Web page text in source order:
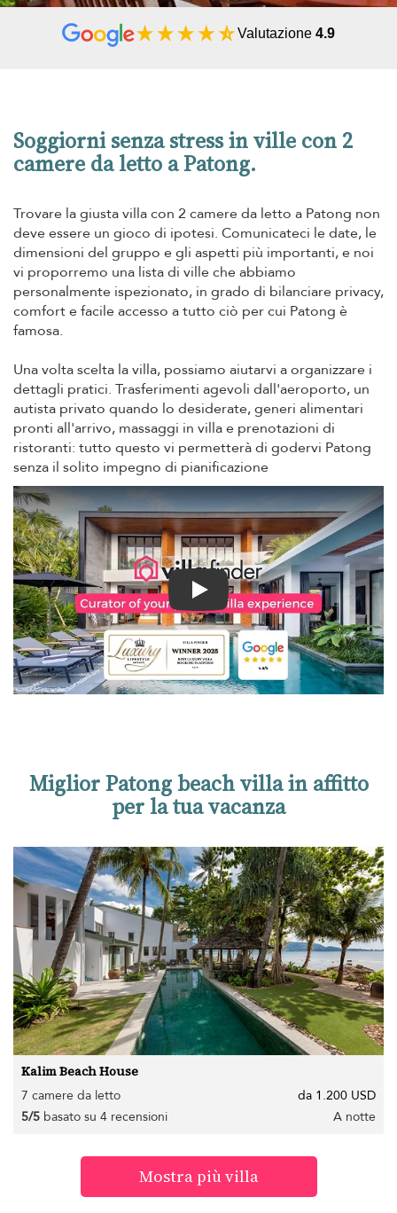
Valutazione 4.9
Soggiorni senza stress in ville con 2
camere da letto a Patong.
Trovare la giusta villa con 2 camere da letto a Patong non
deve essere un gioco di ipotesi. Comunicateci le date, le
dimensioni del gruppo e gli aspetti più importanti, e noi
vi proporremo una lista di ville che abbiamo
personalmente ispezionato, in grado di bilanciare privacy,
comfort e facile accesso a tutto ciò per cui Patong è
famosa.
Una volta scelta la villa, possiamo aiutarvi a organizzare i
dettagli pratici. Trasferimenti agevoli dall'aeroporto, un
autista privato quando lo desiderate, generi alimentari
pronti all'arrivo, massaggi in villa e prenotazioni di
ristoranti: tutto questo vi permetterà di godervi Patong
senza il solito impegno di pianificazione
Play
Miglior Patong beach villa in affitto
per la tua vacanza
Kalim Beach House
7 camere da letto
da 1.200 USD
5/5 basato su 4 recensioni A notte
Mostra più villa